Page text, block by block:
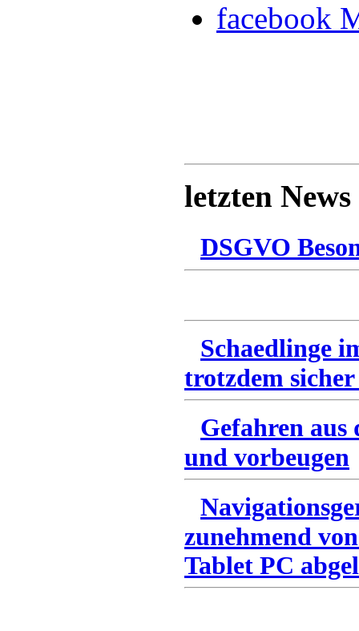
facebook
letzten News
DSGVO
Schaedlinge
trotzdem
Gefahren
und vorbeugen
zunehmend
Tablet PC